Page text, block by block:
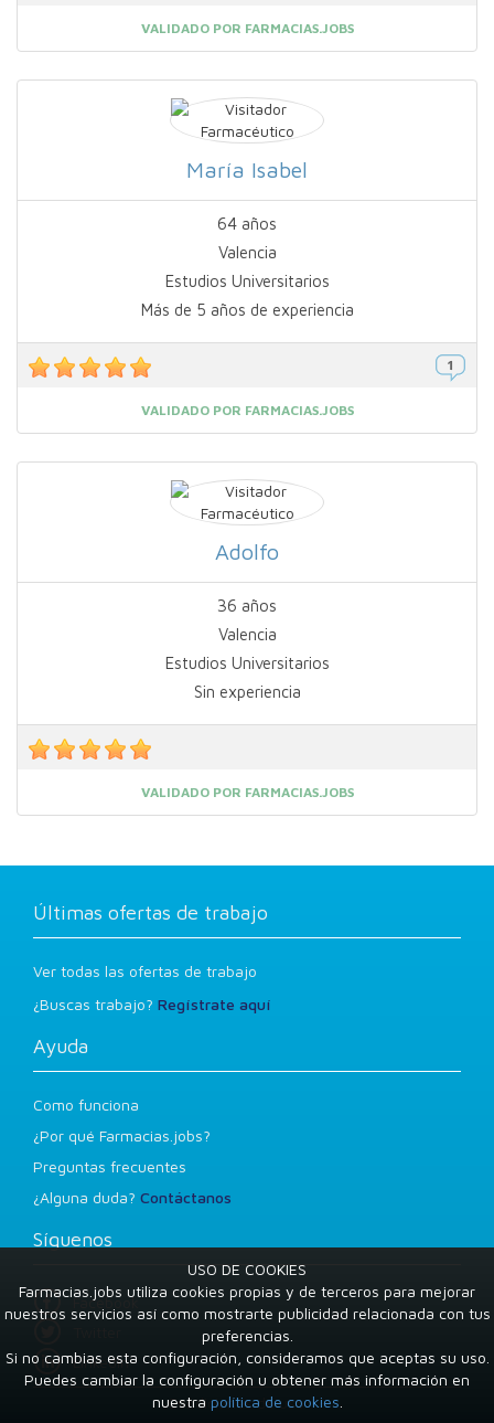
VALIDADO POR FARMACIAS.JOBS
María Isabel
64 años
Valencia
Estudios Universitarios
Más de 5 años de experiencia
VALIDADO POR FARMACIAS.JOBS
Adolfo
36 años
Valencia
Estudios Universitarios
Sin experiencia
VALIDADO POR FARMACIAS.JOBS
Últimas ofertas de trabajo
Ver todas las ofertas de trabajo
¿Buscas trabajo? Regístrate aquí
Ayuda
Como funciona
¿Por qué Farmacias.jobs?
Preguntas frecuentes
¿Alguna duda? Contáctanos
Síguenos
Facebook
LinkedIn
Condiciones de uso
USO DE COOKIES
Farmacias.jobs utiliza cookies propias y de terceros para mejorar
nuestros servicios así como mostrarte publicidad relacionada con tus
preferencias.
Si no cambias esta configuración, consideramos que aceptas su uso.
Puedes cambiar la configuración u obtener más información en
nuestra política de cookies